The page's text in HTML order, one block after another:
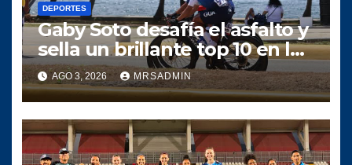
DEPORTES
Gaby Soto desafía el asfalto y
sella un brillante top 10 en la
prueba de ruta Santo
Domingo
AGO 3, 2026 MRSADMIN